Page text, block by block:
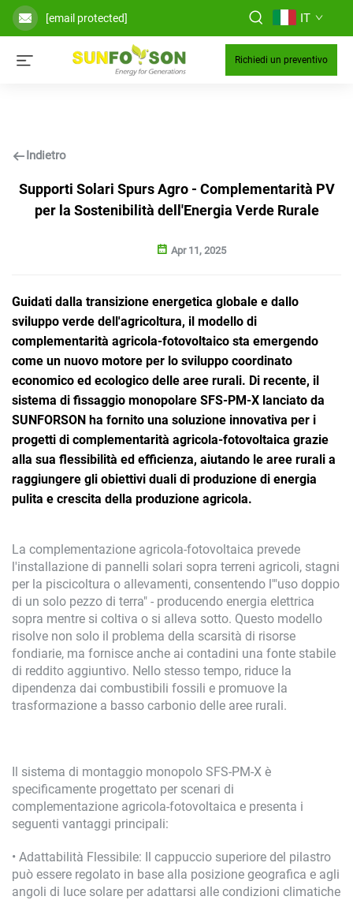
[email protected] IT
Richiedi un preventivo
Indietro
Supporti Solari Spurs Agro - Complementarità PV
per la Sostenibilità dell'Energia Verde Rurale
Apr 11, 2025
Guidati dalla transizione energetica globale e dallo
sviluppo verde dell'agricoltura, il modello di
complementarità agricola-fotovoltaico sta emergendo
come un nuovo motore per lo sviluppo coordinato
economico ed ecologico delle aree rurali. Di recente, il
sistema di fissaggio monopolare SFS-PM-X lanciato da
SUNFORSON ha fornito una soluzione innovativa per i
progetti di complementarità agricola-fotovoltaica grazie
alla sua flessibilità ed efficienza, aiutando le aree rurali a
raggiungere gli obiettivi duali di produzione di energia
pulita e crescita della produzione agricola.
La complementazione agricola-fotovoltaica prevede
l'installazione di pannelli solari sopra terreni agricoli, stagni
per la piscicoltura o allevamenti, consentendo l'"uso doppio
di un solo pezzo di terra" - producendo energia elettrica
sopra mentre si coltiva o si alleva sotto. Questo modello
risolve non solo il problema della scarsità di risorse
fondiarie, ma fornisce anche ai contadini una fonte stabile
di reddito aggiuntivo. Nello stesso tempo, riduce la
dipendenza dai combustibili fossili e promuove la
trasformazione a basso carbonio delle aree rurali.
Il sistema di montaggio monopolo SFS-PM-X è
specificamente progettato per scenari di
complementazione agricola-fotovoltaica e presenta i
seguenti vantaggi principali:
• Adattabilità Flessibile: Il cappuccio superiore del pilastro
può essere regolato in base alla posizione geografica e agli
angoli di luce solare per adattarsi alle condizioni climatiche